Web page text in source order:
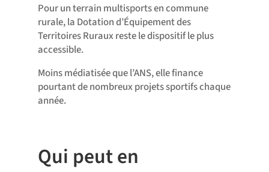
Pour un terrain multisports en commune
rurale, la Dotation d’Équipement des
Territoires Ruraux reste le dispositif le plus
accessible.
Moins médiatisée que l’ANS, elle finance
pourtant de nombreux projets sportifs chaque
année.
Qui peut en